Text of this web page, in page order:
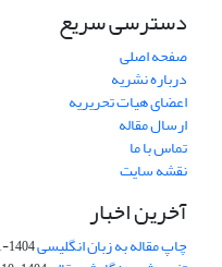
دسترسی سریع
صفحه اصلی
درباره نشریه
اعضای هیات تحریریه
ارسال مقاله
تماس با ما
نقشه سایت
آخرین اخبار
چاپ مقاله به زبان انگلیسی1404-11-26